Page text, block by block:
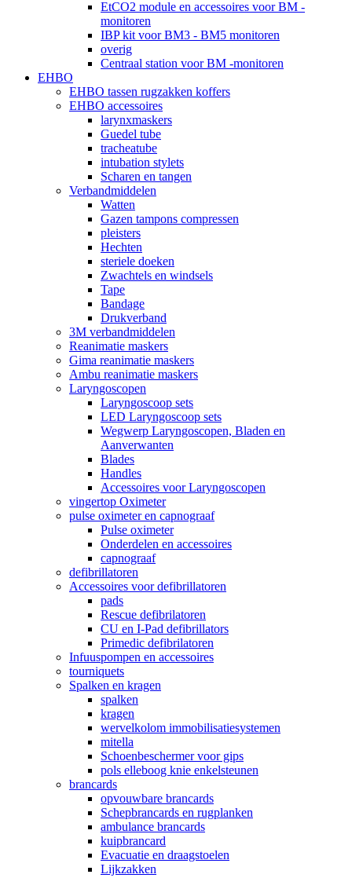
EtCO2 module en accessoires voor BM -
monitoren
IBP kit voor BM3 - BM5 monitoren
overig
Centraal station voor BM -monitoren
EHBO
EHBO tassen rugzakken koffers
EHBO accessoires
larynxmaskers
Guedel tube
tracheatube
intubation stylets
Scharen en tangen
Verbandmiddelen
Watten
Gazen tampons compressen
pleisters
Hechten
steriele doeken
Zwachtels en windsels
Tape
Bandage
Drukverband
3M verbandmiddelen
Reanimatie maskers
Gima reanimatie maskers
Ambu reanimatie maskers
Laryngoscopen
Laryngoscoop sets
LED Laryngoscoop sets
Wegwerp Laryngoscopen, Bladen en
Aanverwanten
Blades
Handles
Accessoires voor Laryngoscopen
vingertop Oximeter
pulse oximeter en capnograaf
Pulse oximeter
Onderdelen en accessoires
capnograaf
defibrillatoren
Accessoires voor defibrillatoren
pads
Rescue defibrilatoren
CU en I-Pad defibrillators
Primedic defibrilatoren
Infuuspompen en accessoires
tourniquets
Spalken en kragen
spalken
kragen
wervelkolom immobilisatiesystemen
mitella
Schoenbeschermer voor gips
pols elleboog knie enkelsteunen
brancards
opvouwbare brancards
Schepbrancards en rugplanken
ambulance brancards
kuipbrancard
Evacuatie en draagstoelen
Lijkzakken